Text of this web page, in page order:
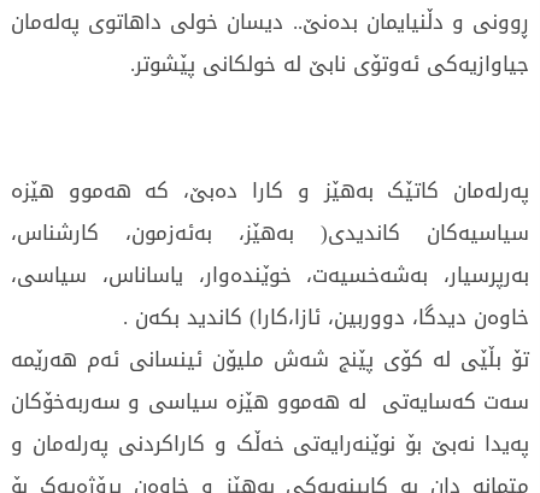
ڕوونی و دڵنیایمان بدەنێ.. دیسان خولی داهاتوی پەلەمان
جیاوازیەکی ئەوتۆی نابێ لە خولکانی پێشوتر.
پەرلەمان کاتێک بەهێز و کارا دەبێ، کە هەموو هێزە
سیاسیەکان کاندیدی( بەهێز، بەئەزمون، کارشناس،
بەرپرسیار، بەشەخسیەت، خوێندەوار، یاساناس، سیاسی،
خاوەن دیدگا، دووربین، ئازا،کارا) کاندید بکەن .
تۆ بڵێی لە کۆی پێنج شەش ملیۆن ئینسانی ئەم هەرێمە
سەت کەسایەتی لە هەموو هێزە سیاسی و سەربەخۆکان
پەیدا نەبێ بۆ نوێنەرایەتی خەڵک و کاراکردنی پەرلەمان و